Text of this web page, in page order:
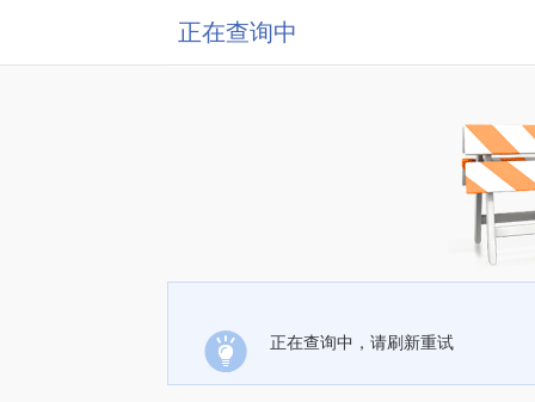
正在查询中
正在查询中，请刷新重试